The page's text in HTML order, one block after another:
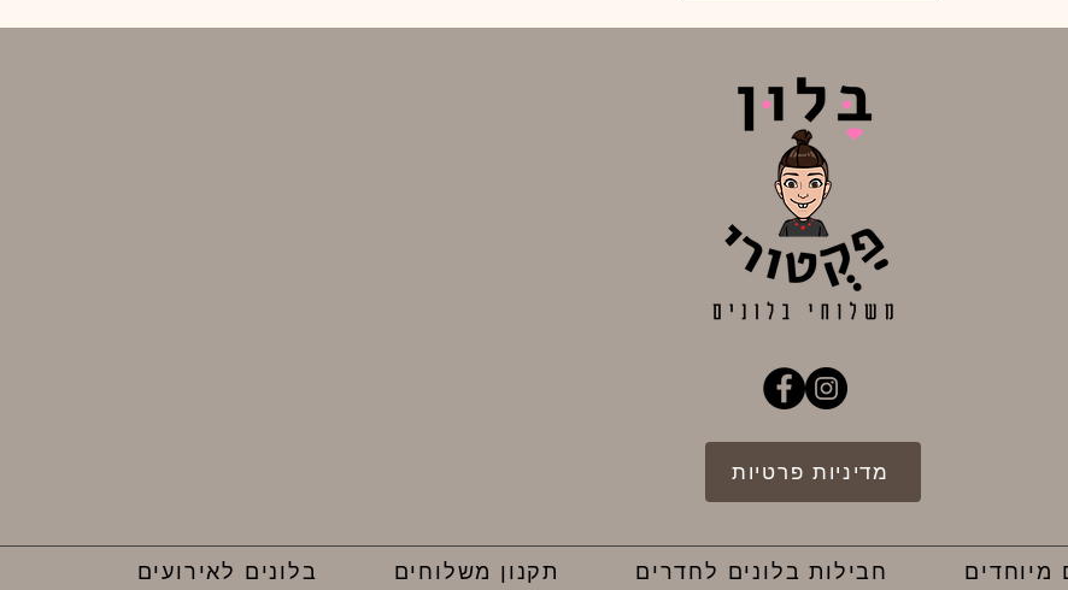
מדיניות פרטיות
מיוחדים חבילות בלונים לחדרים תקנון משלוחים בלונים לאירועים